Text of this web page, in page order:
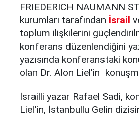
FRIEDERICH NAUMANN
kurumları tarafından İsrail
toplum ilişkilerini
konferans düzenlendiğini
yazısında konferanstaki
olan Dr. Alon Liel'in
İsrailli yazar Rafael Sadi,
Liel'in, İstanbullu Gelin